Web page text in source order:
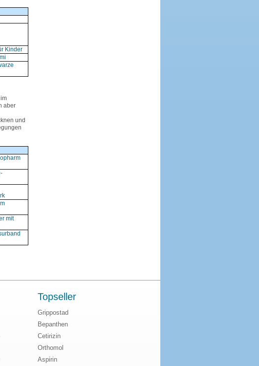
Kinder
aber
und
mit
Topseller
Grippostad
Bepanthen
Cetirizin
Orthomol
Aspirin